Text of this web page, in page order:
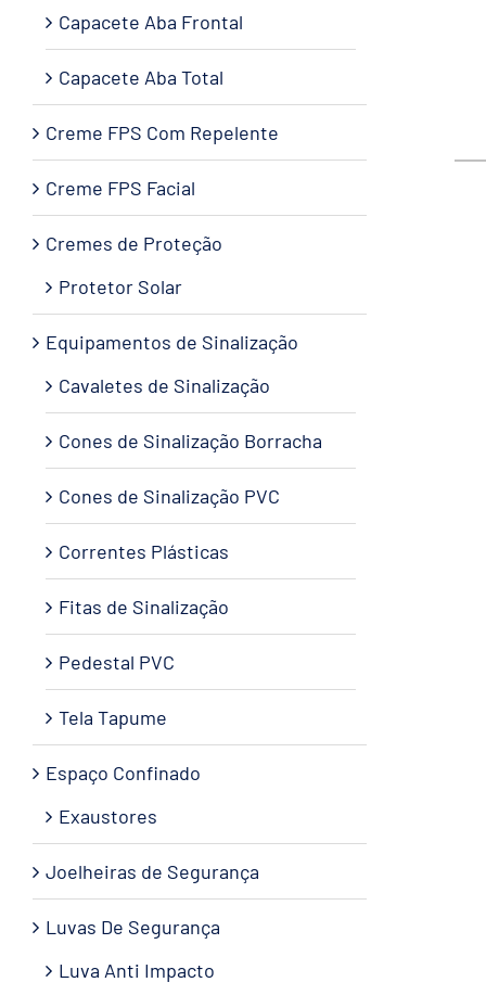
Capacete Aba Frontal
Capacete Aba Total
Creme FPS Com Repelente
Creme FPS Facial
Cremes de Proteção
Protetor Solar
Equipamentos de Sinalização
Cavaletes de Sinalização
Cones de Sinalização Borracha
Cones de Sinalização PVC
Correntes Plásticas
Fitas de Sinalização
Pedestal PVC
Tela Tapume
Espaço Confinado
Exaustores
Joelheiras de Segurança
Luvas De Segurança
Luva Anti Impacto